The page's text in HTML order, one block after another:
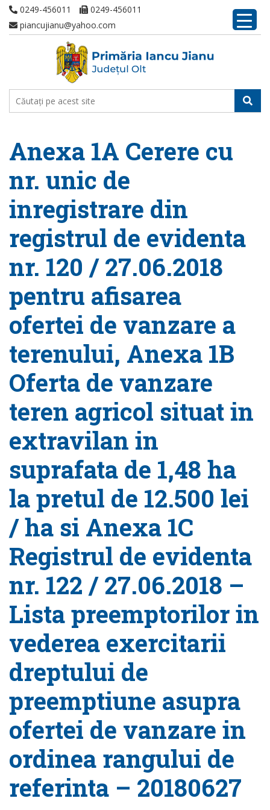
0249-456011
0249-456011
piancujianu@yahoo.com
Anexa 1A Cerere cu
nr. unic de
inregistrare din
registrul de evidenta
nr. 120 / 27.06.2018
pentru afisarea
ofertei de vanzare a
terenului, Anexa 1B
Oferta de vanzare
teren agricol situat in
extravilan in
suprafata de 1,48 ha
la pretul de 12.500 lei
/ ha si Anexa 1C
Registrul de evidenta
nr. 122 / 27.06.2018 –
Lista preemptorilor in
vederea exercitarii
dreptului de
preemptiune asupra
ofertei de vanzare in
ordinea rangului de
referinta – 20180627